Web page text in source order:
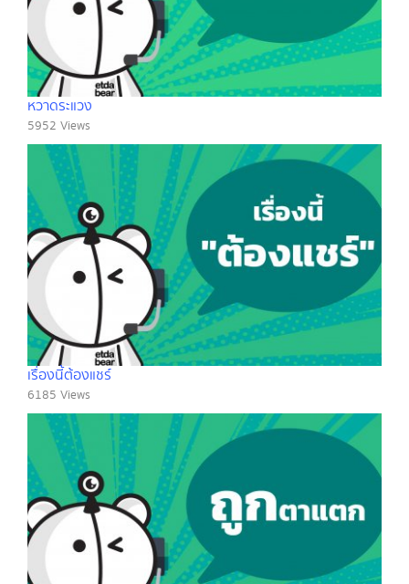
หวาดระแวง
5952 Views
เรื่องนี้ต้องแชร์
6185 Views